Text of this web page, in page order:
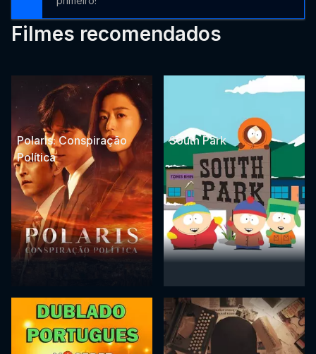
Filmes recomendados
Polaris: Conspiração
Política
South Park